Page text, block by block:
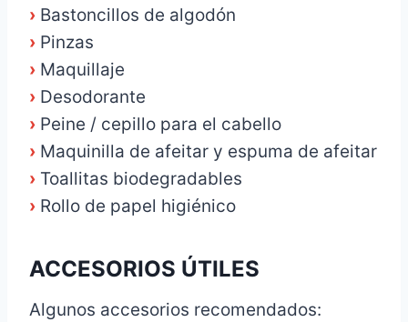
› Bastoncillos de algodón
› Pinzas
› Maquillaje
› Desodorante
› Peine / cepillo para el cabello
› Maquinilla de afeitar y espuma de afeitar
› Toallitas biodegradables
› Rollo de papel higiénico
ACCESORIOS ÚTILES
Algunos accesorios recomendados: